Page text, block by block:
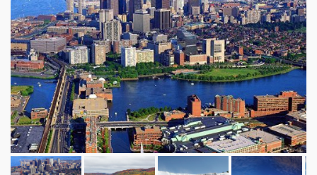
nuestro Club de Pasajeros (cuya obtención se realiza
tras rellenar el cuestionario de satisfacción en "Mi viaje")
o los que estén en luna de miel contarán con un
descuento del 5%.